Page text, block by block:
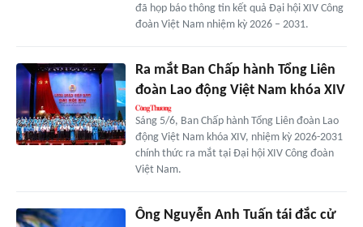
đã họp báo thông tin kết quả Đại hội XIV Công
đoàn Việt Nam nhiệm kỳ 2026 – 2031.
Ra mắt Ban Chấp hành Tổng Liên
đoàn Lao động Việt Nam khóa XIV
Sáng 5/6, Ban Chấp hành Tổng Liên đoàn Lao
động Việt Nam khóa XIV, nhiệm kỳ 2026-2031
chính thức ra mắt tại Đại hội XIV Công đoàn
Việt Nam.
Ông Nguyễn Anh Tuấn tái đắc cử